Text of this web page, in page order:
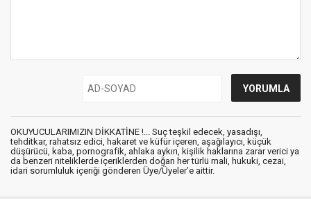
OKUYUCULARIMIZIN DİKKATİNE !... Suç teşkil edecek, yasadışı,
tehditkar, rahatsız edici, hakaret ve küfür içeren, aşağılayıcı, küçük
düşürücü, kaba, pornografik, ahlaka aykırı, kişilik haklarına zarar verici ya
da benzeri niteliklerde içeriklerden doğan her türlü mali, hukuki, cezai,
idari sorumluluk içeriği gönderen Üye/Üyeler’e aittir.